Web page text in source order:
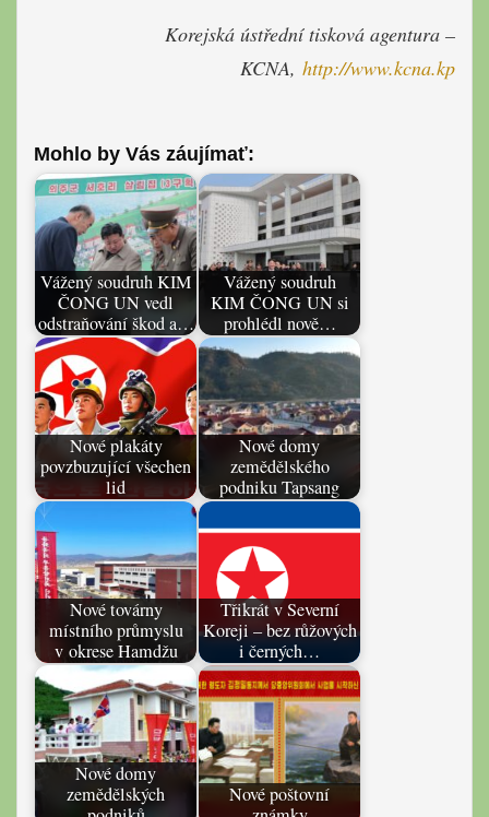
Korejská ústřední tisková agentura –
KCNA, http://www.kcna.kp
Mohlo by Vás záujímať:
Vážený soudruh KIM
ČONG UN vedl
odstraňování škod a…
Vážený soudruh
KIM ČONG UN si
prohlédl nově…
Nové plakáty
povzbuzující všechen
lid
Nové domy
zemědělského
podniku Tapsang
Nové továrny
místního průmyslu
v okrese Hamdžu
Třikrát v Severní
Koreji – bez růžových
i černých…
Nové domy
zemědělských
Nové poštovní